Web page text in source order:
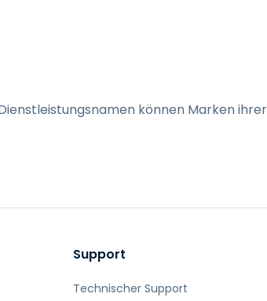
können Marken
Support
Technischer Support